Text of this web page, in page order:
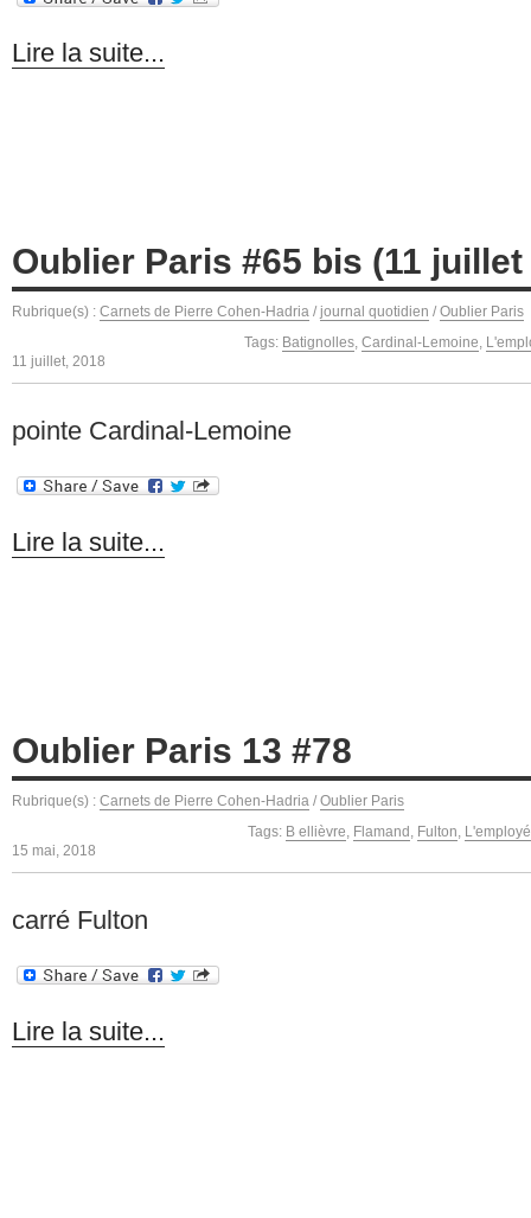
Lire la suite...
Oublier Paris #65 bis (11 juillet
Rubrique(s) : Carnets de Pierre Cohen-Hadria / journal quotidien / Oublier Paris
Tags: Batignolles, Cardinal-Lemoine,
11 juillet, 2018
pointe Cardinal-Lemoine
Lire la suite...
Oublier Paris 13 #78
Rubrique(s) : Carnets de Pierre Cohen-Hadria / Oublier Paris
Tags: B ellièvre, Flamand , Fulton,
15 mai, 2018
carré Fulton
Lire la suite...